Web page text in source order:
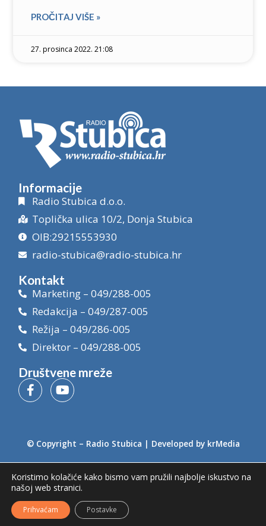
PROČITAJ VIŠE »
27. prosinca 2022. 21:08
Informacije
Radio Stubica d.o.o.
Toplička ulica 10/2, Donja Stubica
OIB:29215553930
radio-stubica@radio-stubica.hr
Kontakt
Marketing – 049/288-005
Redakcija – 049/287-005
Režija – 049/286-005
Direktor – 049/288-005
Društvene mreže
© Copyright – Radio Stubica | Developed by krMedia
Koristimo kolačiće kako bismo vam pružili najbolje iskustvo na
našoj web stranici.
Prihvaćam Postavke